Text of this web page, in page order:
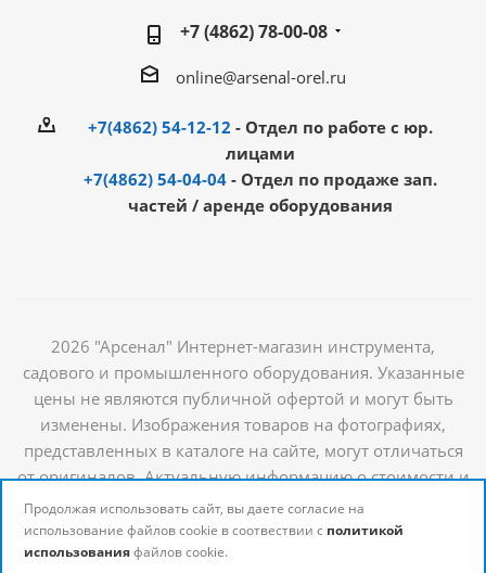
+7 (4862) 78-00-08
online@arsenal-orel.ru
+7(4862) 54-12-12 - Отдел по работе с юр.
лицами
+7(4862) 54-04-04 - Отдел по продаже зап.
частей / аренде оборудования
2026 "Арсенал" Интернет-магазин инструмента,
садового и промышленного оборудования. Указанные
цены не являются публичной офертой и могут быть
изменены. Изображения товаров на фотографиях,
представленных в каталоге на сайте, могут отличаться
от оригиналов. Актуальную информацию о стоимости и
наличии товаров можно получить у наших
менеджеров
Продолжая использовать сайт, вы даете согласие на
использование файлов cookie в соотвествии с политикой
использованияфайлов cookie.